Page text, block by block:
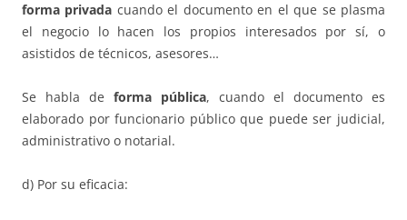
forma privada cuando el documento en el que se plasma
el negocio lo hacen los propios interesados por sí, o
asistidos de técnicos, asesores…
Se habla de forma pública, cuando el documento es
elaborado por funcionario público que puede ser judicial,
administrativo o notarial.
d) Por su eficacia: